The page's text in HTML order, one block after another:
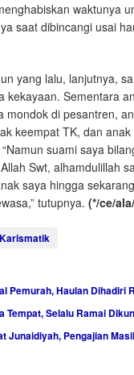
waktunya
saat dibincangi usai
yang lalu, lanjutnya,
kekayaan. Sementara
mondok di pesantren,
keempat TK, dan
suami saya
Swt, alhamdulillah
saya hingga
tutupnya. (*/ce/
Pemurah, Haulan Dihadiri
Tempat, Selalu Ramai
Junaidiyah, Pengajian